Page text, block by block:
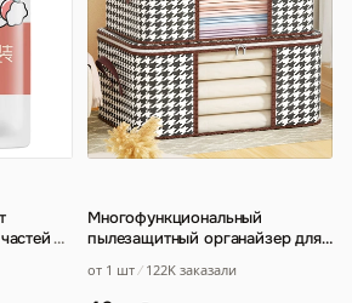
…
Многофункциональный
пылезащитный органайзер для
от 1 шт 122K заказали